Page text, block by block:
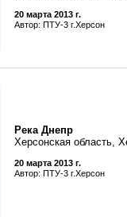
20 марта 2013 г.
Автор: ПТУ-3 г.Херсон
Река Днепр
Херсонская область,
20 марта 2013 г.
Автор: ПТУ-3 г.Херсон